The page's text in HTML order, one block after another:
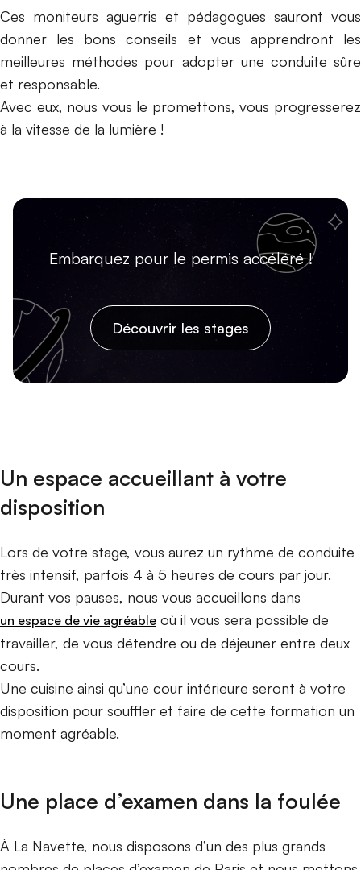
Ces moniteurs aguerris et pédagogues sauront vous
donner les bons conseils et vous apprendront les
meilleures méthodes pour adopter une conduite sûre
et responsable.
Avec eux, nous vous le promettons, vous progresserez
à la vitesse de la lumière !
Embarquez pour le permis accéléré !
Découvrir les stages
Un espace accueillant à votre
disposition
Lors de votre stage, vous aurez un rythme de conduite
très intensif, parfois 4 à 5 heures de cours par jour.
Durant vos pauses, nous vous accueillons dans
un espace de vie agréable où il vous sera possible de
travailler, de vous détendre ou de déjeuner entre deux
cours.
Une cuisine ainsi qu’une cour intérieure seront à votre
disposition pour souffler et faire de cette formation un
moment agréable.
Une place d’examen dans la foulée
À La Navette, nous disposons d’un des plus grands